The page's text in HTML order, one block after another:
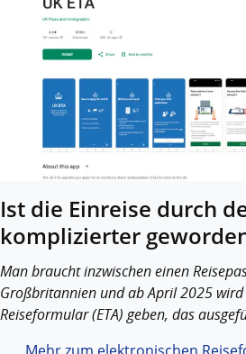
Ist die Einreise durch
komplizierter
Man braucht inzwischen einen
Großbritannien und ab April 2025 wird
Reiseformular (ETA) geben, das
Mehr zum elektronischen